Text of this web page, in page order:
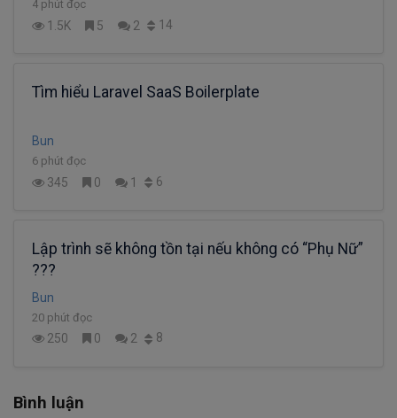
4 phút đọc
1.5K 5 2 14
Tìm hiểu Laravel SaaS Boilerplate
Bun
6 phút đọc
345 0 1 6
Lập trình sẽ không tồn tại nếu không có “Phụ Nữ”
???
Bun
20 phút đọc
250 0 2 8
Bình luận